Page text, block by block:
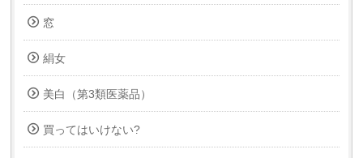
窓
絹女
美白（第3類医薬品）
買ってはいけない?